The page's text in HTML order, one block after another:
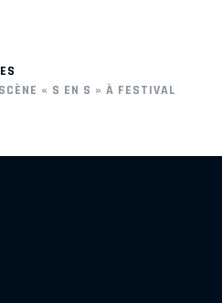
« S EN S » À FESTIVAL